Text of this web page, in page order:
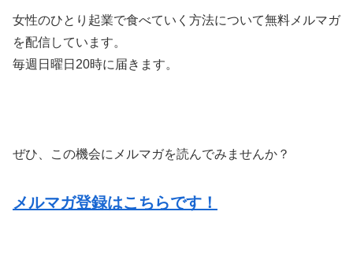
女性のひとり起業で食べていく方法について無料メルマガ
を配信しています。
毎週日曜日20時に届きます。
ぜひ、この機会にメルマガを読んでみませんか？
メルマガ登録はこちらです！